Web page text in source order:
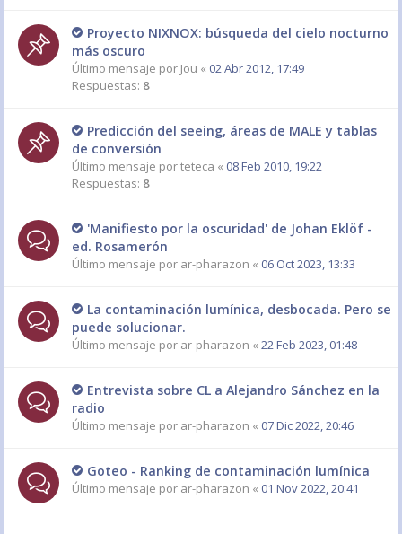
Proyecto NIXNOX: búsqueda del cielo nocturno
más oscuro
Último mensaje por Jou « 02 Abr 2012, 17:49
Respuestas: 8
Predicción del seeing, áreas de MALE y tablas
de conversión
Último mensaje porteteca « 08 Feb 2010, 19:22
Respuestas: 8
'Manifiesto por la oscuridad' de Johan Eklöf -
ed. Rosamerón
Último mensaje por ar-pharazon « 06 Oct 2023, 13:33
La contaminación lumínica, desbocada. Pero se
puede solucionar.
Último mensaje por ar-pharazon « 22 Feb 2023, 01:48
Entrevista sobre CL a Alejandro Sánchez en la
radio
Último mensaje por ar-pharazon « 07 Dic 2022, 20:46
Goteo - Ranking de contaminación lumínica
Último mensaje por ar-pharazon « 01 Nov 2022, 20:41